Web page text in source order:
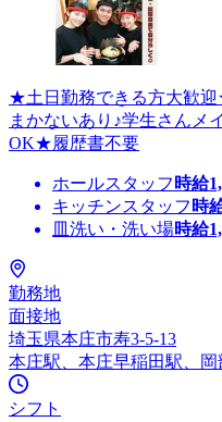
★土日勤務できる方大歓迎
まかないあり♪学生さんメ
OK★履歴書不要
ホールスタッフ 時給
キッチンスタッフ 時
皿洗い・洗い場時給
勤務地
面接地
埼玉県本庄市寿3-5-13
本庄駅、本庄早稲田駅、岡
シフト